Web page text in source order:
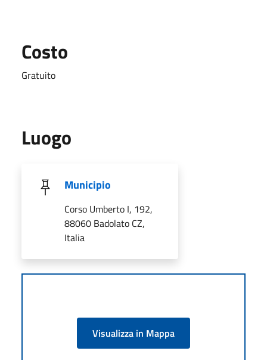
Costo
Gratuito
Luogo
Municipio
Corso Umberto I, 192,
88060 Badolato CZ,
Italia
Visualizza in Mappa